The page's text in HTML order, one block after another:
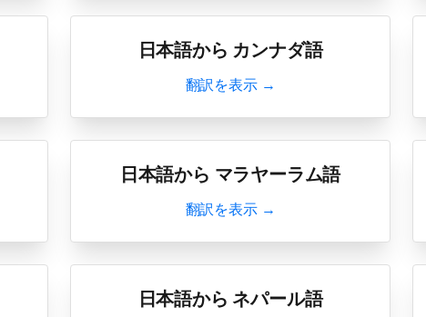
日本語から カンナダ語
翻訳を表示 →
日本語から マラヤーラム語
翻訳を表示 →
日本語から ネパール語